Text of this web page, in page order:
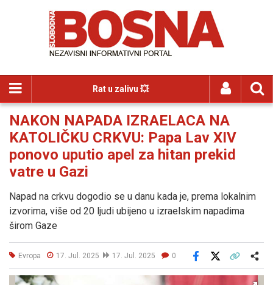
Rat u zalivu 💥
NAKON NAPADA IZRAELACA NA
KATOLIČKU CRKVU: Papa Lav XIV
ponovo uputio apel za hitan prekid
vatre u Gazi
Napad na crkvu dogodio se u danu kada je, prema lokalnim
izvorima, više od 20 ljudi ubijeno u izraelskim napadima
širom Gaze
Evropa 17. Jul. 2025 17. Jul. 2025 0
Facebook